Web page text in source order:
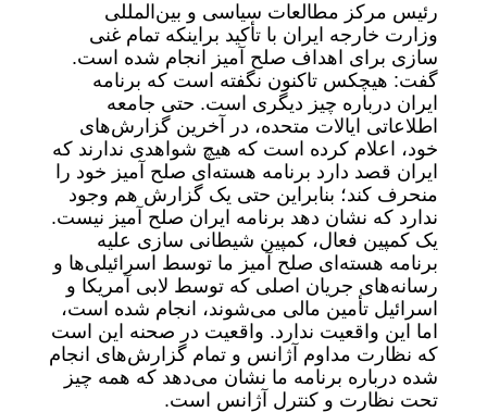
رئیس مرکز مطالعات سیاسی و بین‌المللی
وزارت خارجه ایران با تأکید براینکه تمام غنی
سازی برای اهداف صلح آمیز انجام شده است.
گفت: هیچکس تاکنون نگفته است که برنامه
ایران درباره چیز دیگری است. حتی جامعه
اطلاعاتی ایالات متحده، در آخرین گزارش‌های
خود، اعلام کرده است که هیچ شواهدی ندارند که
ایران قصد دارد برنامه هسته‌ای صلح آمیز خود را
منحرف کند؛ بنابراین حتی یک گزارش هم وجود
ندارد که نشان دهد برنامه ایران صلح آمیز نیست.
یک کمپین فعال، کمپین شیطانی سازی علیه
برنامه هسته‌ای صلح آمیز ما توسط اسرائیلی‌ها و
رسانه‌های جریان اصلی که توسط لابی آمریکا و
اسرائیل تأمین مالی می‌شوند، انجام شده است،
اما این واقعیت ندارد. واقعیت در صحنه این است
که نظارت مداوم آژانس و تمام گزارش‌های انجام
شده درباره برنامه ما نشان می‌دهد که همه چیز
تحت نظارت و کنترل آژانس است.